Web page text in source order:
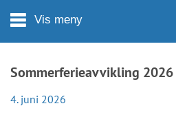
Vis meny
Sommerferieavvikling 2026
4. juni 2026